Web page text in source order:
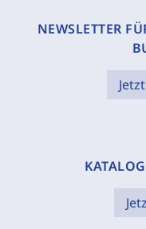
NEWSLETTER